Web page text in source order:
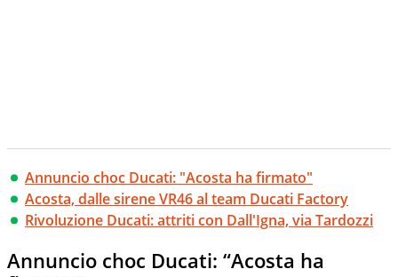
Annuncio choc Ducati: "Acosta ha firmato"
Acosta, dalle sirene VR46 al team Ducati Factory
Rivoluzione Ducati: attriti con Dall'Igna, via Tardozzi
Annuncio choc Ducati: “Acosta ha